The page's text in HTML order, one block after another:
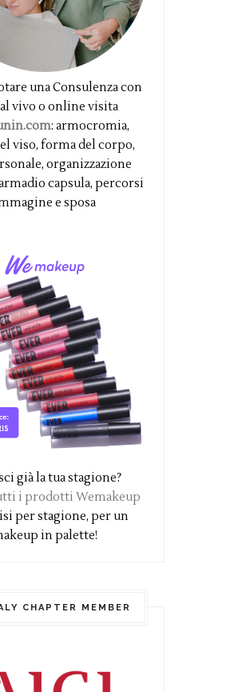
una Consulenza con
vivo o online visita
: armocromia,
viso, forma del corpo,
organizzazione
capsula, percorsi
e sposa
già la tua stagione?
i prodotti Wemakeup
per stagione, per un
in palette!
CHAPTER MEMBER